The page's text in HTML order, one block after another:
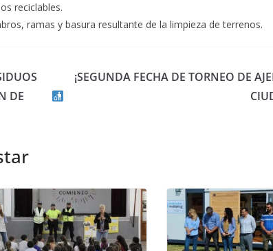
reciclables.
ramas y basura resultante de la limpieza de terrenos.
DE
¡SEGUNDA FECHA DE TORNEO DE